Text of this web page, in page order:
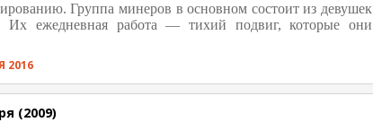
Группа минеров в основном состоит из девушек
Их ежедневная работа — тихий подвиг, которые они
Неожиданно для всех с фронта возвращается муж
ошибочно считали погибшим. Фильм «Рябиновый
на реальных событиях.
2016
(2009)